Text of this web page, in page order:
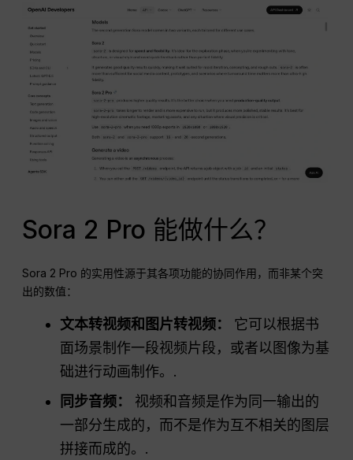
Sora 2 Pro 能做什么？
Sora 2 Pro 的实用性源于其各项功能的协同作用，而非某个突
出的数值：
文本转视频和图片转视频：
它可以根据书
面场景制作一段视频片段，或者以图像为基
础进行动画制作。.
同步音频：
视频和音频是作为同一输出的
一部分生成的，而不是作为互不相关的图层
拼接而成的。.